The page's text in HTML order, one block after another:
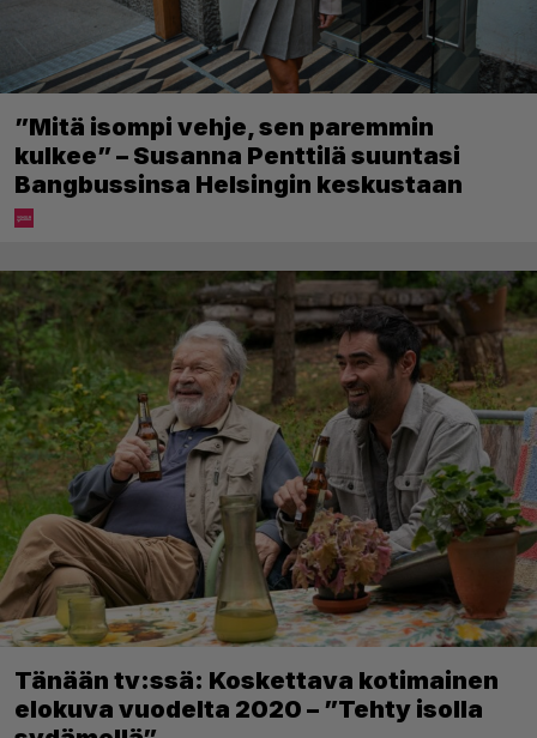
”Mitä isompi vehje, sen paremmin
kulkee” – Susanna Penttilä suuntasi
Bangbussinsa Helsingin keskustaan
Tänään tv:ssä: Koskettava kotimainen
elokuva vuodelta 2020 – ”Tehty isolla